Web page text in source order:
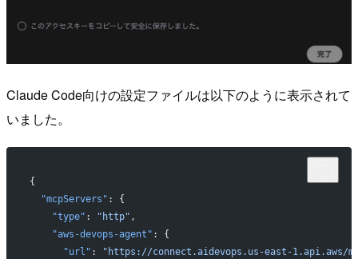
Claude Code向けの設定ファイルは以下のように表示されて
いました。
{
  "mcpServers"
: {
    "type"
: "http" ,
    "aws-devops-agent"
: {
      "url"
:
"https://connect.aidevops.us-east-1.api.aws/